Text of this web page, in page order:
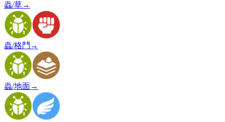
蟲/草→
蟲/格鬥 →
蟲/地面→